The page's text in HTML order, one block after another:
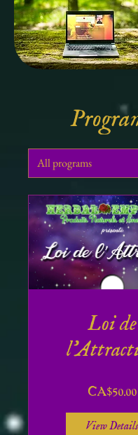
Loi de
CA$50.00
View Details